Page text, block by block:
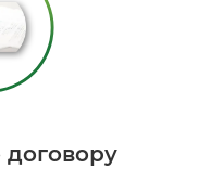
договору